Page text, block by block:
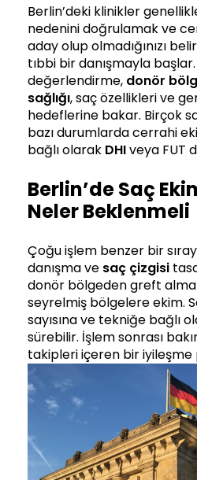
Berlin’deki klinikler
nedenini doğrulamak ve
aday olup olmadığınızı
tıbbi bir danışmayla
değerlendirme, donör
sağlığı, saç özellikleri ve
hedeflerine bakar. Birçok
bazı durumlarda cerrahi
bağlı olarak DHIveya FUT
Berlin’de Saç
Neler Beklenmeli
Çoğu işlem benzer bir
danışma ve saç çizgisi
donör bölgeden greft alma
seyrelmiş bölgelere ekim.
sayısına ve tekniğe bağlı
sürebilir. İşlem sonrası
takipleri içeren bir iyileşme